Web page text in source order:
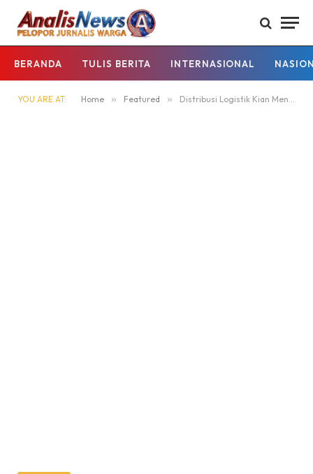
BERANDA TULIS BERITA INTERNASIONAL
YOU ARE AT: Home » Featured » Distribusi Logistik Kian Menguat, Kinerja KAI Logistik Bulan April Tumbuh 11%